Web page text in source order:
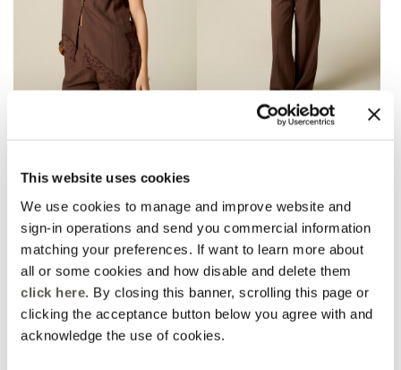
This website uses cookies
We use cookies to manage and improve website and
sign-in operations and send you commercial information
matching your preferences. If want to learn more about
all or some cookies and how disable and delete them
click here. By closing this banner, scrolling this page or
clicking the acceptance button below you agree with and
acknowledge the use of cookies.
Blouse asymétrique
€99,90
AMBER CAPSULE
Pantalon palazzo à taille